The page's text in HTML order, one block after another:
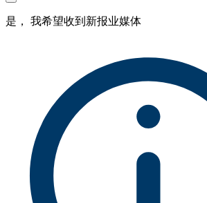
是， 我希望收到新报业媒体